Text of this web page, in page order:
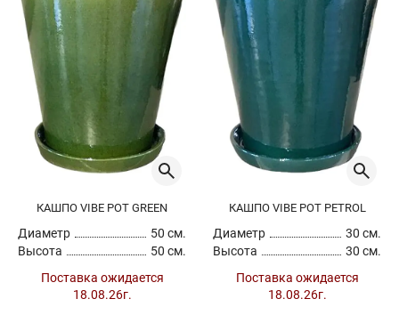
Поверхность
гладкая
Производитель
Все производители
Сбросить Применить
КАШПО VIBE POT GREEN
Диаметр
50 см.
Высота
50 см.
Поставка ожидается
18.08.26г.
КАШПО VIBE POT PETROL
Диаметр
30 см.
Высота
30 см.
Поставка ожидается
18.08.26г.